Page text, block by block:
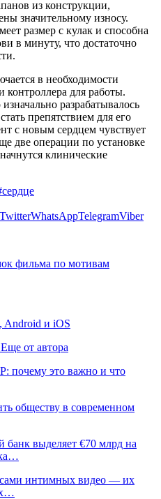
из конструкции,
значительному износу.
размер с кулак и способна
в минуту, что достаточно
в необходимости
контроллера для работы.
разрабатывалось
препятствием для его
с новым сердцем чувствует
две операции по установке
клинические
TwitterWhatsAppTelegramViber
фильма по мотивам
Android и iOS
Еще от автора
почему это важно и что
обществу в современном
выделяет €70 млрд на
интимных видео — их